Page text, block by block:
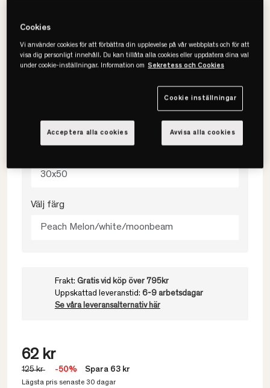
Block Striped Handduk
30x50
Välj färg
Peach Melon/white/moonbeam
Frakt: Gratis vid köp över 795kr
Uppskattad leveranstid: 6-9 arbetsdagar
Se våra leveransalternativ här
62 kr
125 kr -50% Spara 63 kr
Lägsta pris senaste 30 dagar
Cookies
Vi använder cookies för att förbättra din upplevelse på vår webbplats och för att
visa dig personligt innehåll. Du kan tillåta alla cookies eller uppdatera dina val
under cookie-inställningar. Information om Sekretess och Cookies
Cookie inställningar
Avvisa alla cookies
Acceptera alla cookies